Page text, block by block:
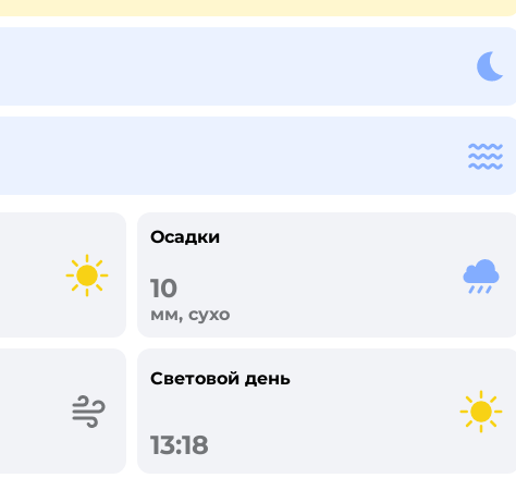
Осадки
10
мм, сухо
Световой день
13:18